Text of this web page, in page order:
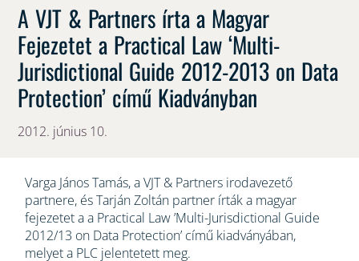
A VJT & Partners írta a Magyar
Fejezetet a Practical Law ‘Multi-
Jurisdictional Guide 2012-2013 on Data
Protection’ című Kiadványban
2012. június 10.
Varga János Tamás, a VJT & Partners irodavezető
partnere, és Tarján Zoltán partner írták a magyar
fejezetet a a Practical Law ’Multi-Jurisdictional Guide
2012/13 on Data Protection’ című kiadványában,
melyet a PLC jelentetett meg.